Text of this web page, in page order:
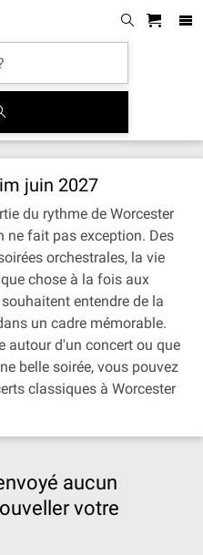
juin 2027
du rythme de Worcester
ne fait pas exception. Des
orchestrales, la vie
chose à la fois aux
entendre de la
un cadre mémorable.
autour d'un concert ou que
belle soirée, vous pouvez
classiques à Worcester
aucun
votre